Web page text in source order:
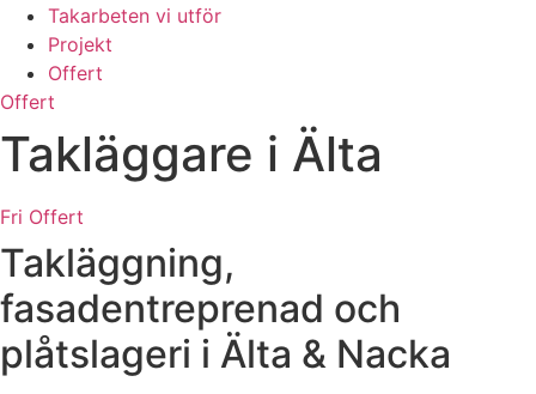
Takarbeten vi utför
Projekt
Offert
Offert
Takläggare i Älta
Fri Offert
Takläggning,
fasadentreprenad och
plåtslageri i Älta & Nacka